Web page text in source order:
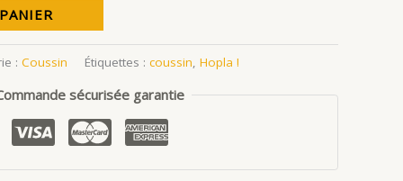
: Coussin Étiquettes : coussin Hopla !
sécurisée garantie